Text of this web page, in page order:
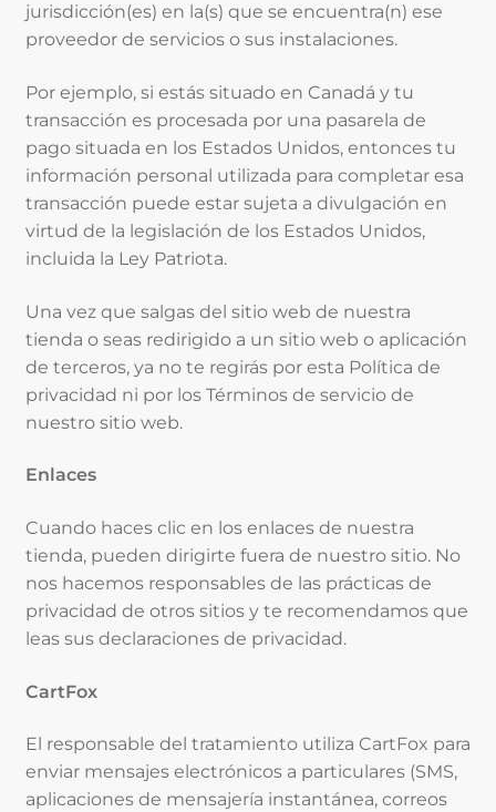
jurisdicción(es) en la(s) que se encuentra(n) ese
proveedor de servicios o sus instalaciones.
Por ejemplo, si estás situado en Canadá y tu
transacción es procesada por una pasarela de
pago situada en los Estados Unidos, entonces tu
información personal utilizada para completar esa
transacción puede estar sujeta a divulgación en
virtud de la legislación de los Estados Unidos,
incluida la Ley Patriota.
Una vez que salgas del sitio web de nuestra
tienda o seas redirigido a un sitio web o aplicación
de terceros, ya no te regirás por esta Política de
privacidad ni por los Términos de servicio de
nuestro sitio web.
Enlaces
Cuando haces clic en los enlaces de nuestra
tienda, pueden dirigirte fuera de nuestro sitio. No
nos hacemos responsables de las prácticas de
privacidad de otros sitios y te recomendamos que
leas sus declaraciones de privacidad.
CartFox
El responsable del tratamiento utiliza CartFox para
enviar mensajes electrónicos a particulares (SMS,
aplicaciones de mensajería instantánea, correos